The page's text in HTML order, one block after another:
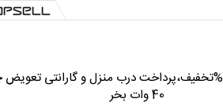
فقط امروز با 29%تخفیف،پرداخت درب منزل و گارانتی
40 وات بخر